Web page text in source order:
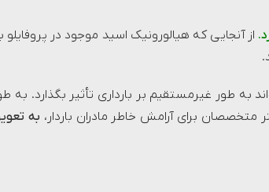
از آنجایی که هیالورونیک اسید موجود در پروفایلو
به طور غیرمستقیم بر بارداری تأثیر بگذارد. به
برای آرامش خاطر مادران باردار، به